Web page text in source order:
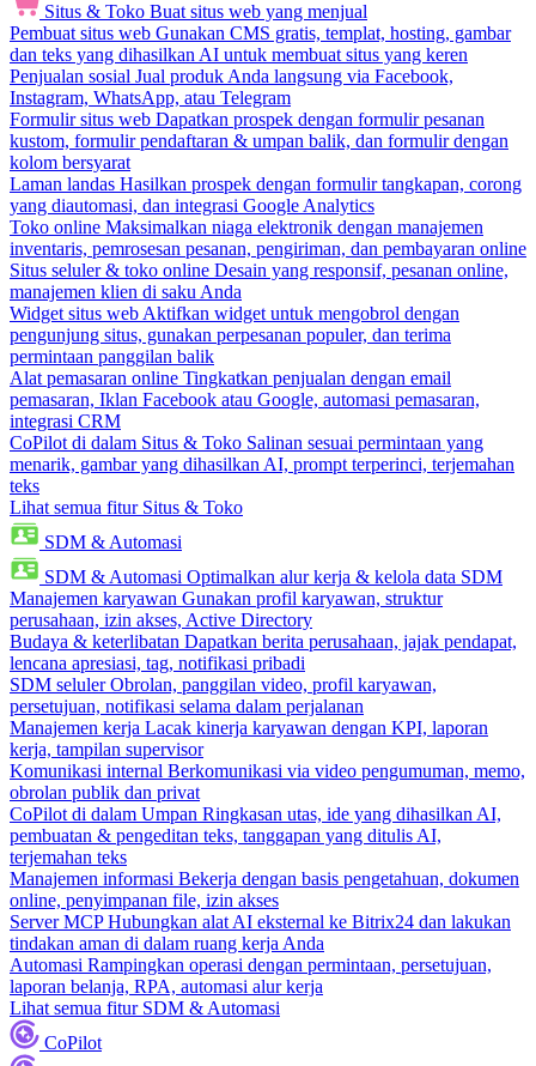
Situs & Toko Buat situs web yang menjual
Pembuat situs web Gunakan CMS gratis, templat, hosting, gambar
dan teks yang dihasilkan AI untuk membuat situs yang keren
Penjualan sosial Jual produk Anda langsung via Facebook,
Instagram, WhatsApp, atau Telegram
Formulir situs web Dapatkan prospek dengan formulir pesanan
kustom, formulir pendaftaran & umpan balik, dan formulir dengan
kolom bersyarat
Laman landas Hasilkan prospek dengan formulir tangkapan, corong
yang diautomasi, dan integrasi Google Analytics
Toko online Maksimalkan niaga elektronik dengan manajemen
inventaris, pemrosesan pesanan, pengiriman, dan pembayaran online
Situs seluler & toko online Desain yang responsif, pesanan online,
manajemen klien di saku Anda
Widget situs web Aktifkan widget untuk mengobrol dengan
pengunjung situs, gunakan perpesanan populer, dan terima
permintaan panggilan balik
Alat pemasaran online Tingkatkan penjualan dengan email
pemasaran, Iklan Facebook atau Google, automasi pemasaran,
integrasi CRM
CoPilot di dalam Situs & Toko Salinan sesuai permintaan yang
menarik, gambar yang dihasilkan AI, prompt terperinci, terjemahan
teks
Lihat semua fitur Situs & Toko
SDM & Automasi
SDM & Automasi Optimalkan alur kerja & kelola data SDM
Manajemen karyawan Gunakan profil karyawan, struktur
perusahaan, izin akses, Active Directory
Budaya & keterlibatan Dapatkan berita perusahaan, jajak pendapat,
lencana apresiasi, tag, notifikasi pribadi
SDM seluler Obrolan, panggilan video, profil karyawan,
persetujuan, notifikasi selama dalam perjalanan
Manajemen kerja Lacak kinerja karyawan dengan KPI, laporan
kerja, tampilan supervisor
Komunikasi internal Berkomunikasi via video pengumuman, memo,
obrolan publik dan privat
CoPilot di dalam Umpan Ringkasan utas, ide yang dihasilkan AI,
pembuatan & pengeditan teks, tanggapan yang ditulis AI,
terjemahan teks
Manajemen informasi Bekerja dengan basis pengetahuan, dokumen
online, penyimpanan file, izin akses
Server MCP Hubungkan alat AI eksternal ke Bitrix24 dan lakukan
tindakan aman di dalam ruang kerja Anda
Automasi Rampingkan operasi dengan permintaan, persetujuan,
laporan belanja, RPA, automasi alur kerja
Lihat semua fitur SDM & Automasi
CoPilot